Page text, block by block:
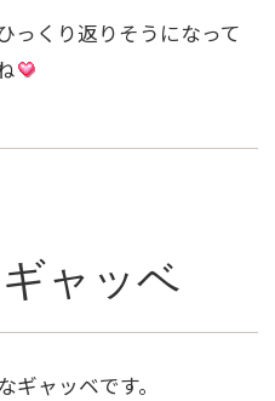
っくり返りそうになって
ャッベ
ャッベです。